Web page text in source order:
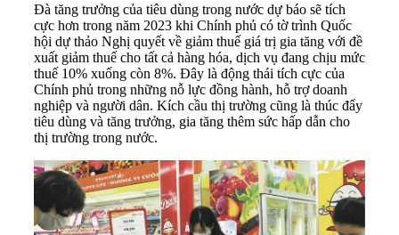
Đà tăng trưởng của tiêu dùng trong nước dự báo sẽ tích
cực hơn trong năm 2023 khi Chính phủ có tờ trình Quốc
hội dự thảo Nghị quyết về giảm thuế giá trị gia tăng với đề
xuất giảm thuế cho tất cả hàng hóa, dịch vụ đang chịu mức
thuế 10% xuống còn 8%. Đây là động thái tích cực của
Chính phủ trong những nỗ lực đồng hành, hỗ trợ doanh
nghiệp và người dân. Kích cầu thị trường cũng là thúc đẩy
tiêu dùng và tăng trưởng, gia tăng thêm sức hấp dẫn cho
thị trường trong nước.